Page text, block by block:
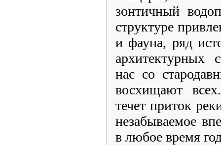
зонтичный
структуре
и фауна, ряд
архитектурных
нас со
восхищают
течет приток
незабываемое
в любое время